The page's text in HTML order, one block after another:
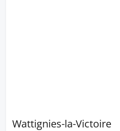
Wattignies-la-Victoire